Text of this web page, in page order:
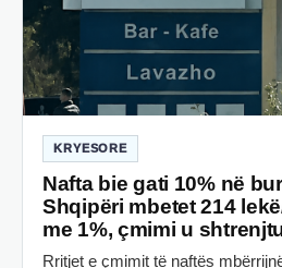
KRYESORE
Nafta bie gati 10% në
Shqipëri mbetet 214
me 1%, çmimi u
Rritjet e çmimit të naftës